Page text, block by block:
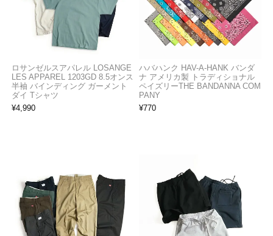
ロサンゼルスアパレル LOSANGE
LES APPAREL 1203GD 8.5オンス
半袖 バインディング ガーメント
ダイ Tシャツ
¥4,990
ハバハンク HAV-A-HANK バンダ
ナ アメリカ製 トラディショナル
ペイズリーTHE BANDANNA COM
PANY
¥770